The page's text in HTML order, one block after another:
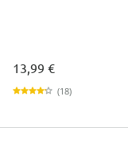
13,99 €
(18)